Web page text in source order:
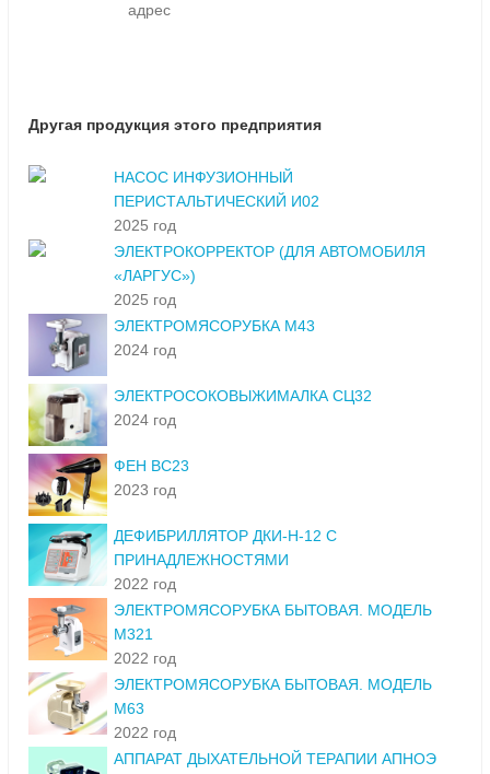
адрес
Другая продукция этого предприятия
НАСОС ИНФУЗИОННЫЙ
ПЕРИСТАЛЬТИЧЕСКИЙ И02
2025 год
ЭЛЕКТРОКОРРЕКТОР (ДЛЯ АВТОМОБИЛЯ
«ЛАРГУС»)
2025 год
ЭЛЕКТРОМЯСОРУБКА М43
2024 год
ЭЛЕКТРОСОКОВЫЖИМАЛКА СЦ32
2024 год
ФЕН ВС23
2023 год
ДЕФИБРИЛЛЯТОР ДКИ-Н-12 С
ПРИНАДЛЕЖНОСТЯМИ
2022 год
ЭЛЕКТРОМЯСОРУБКА БЫТОВАЯ. МОДЕЛЬ
М321
2022 год
ЭЛЕКТРОМЯСОРУБКА БЫТОВАЯ. МОДЕЛЬ
М63
2022 год
АППАРАТ ДЫХАТЕЛЬНОЙ ТЕРАПИИ АПНОЭ